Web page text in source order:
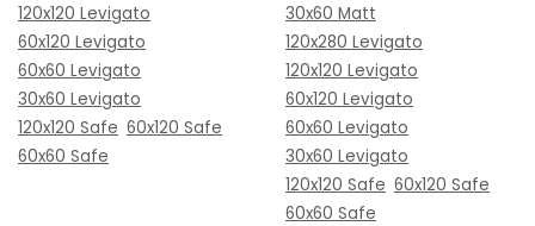
120x120 Levigato
60x120 Levigato
60x60 Levigato
30x60 Levigato
120x120 Safe 60x120 Safe
60x60 Safe
30x60 Matt
120x280 Levigato
120x120 Levigato
60x120 Levigato
60x60 Levigato
30x60 Levigato
120x120 Safe 60x120 Safe
60x60 Safe